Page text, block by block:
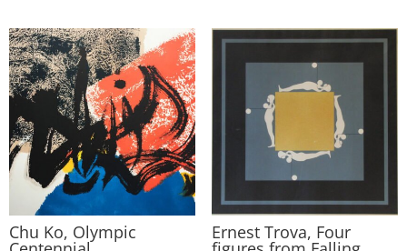
Chu Ko, Olympic Ernest Trova, Four